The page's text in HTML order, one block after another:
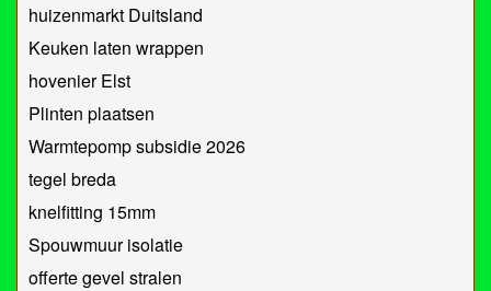
huizenmarkt Duitsland
Keuken laten wrappen
hovenier Elst
Plinten plaatsen
Warmtepomp subsidie 2026
tegel breda
knelfitting 15mm
Spouwmuur isolatie
offerte gevel stralen